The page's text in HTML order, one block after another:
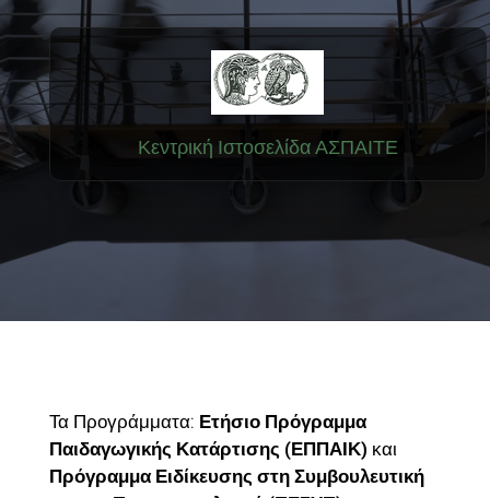
Κεντρική Ιστοσελίδα ΑΣΠΑΙΤΕ
Τα Προγράμματα: Ετήσιο Πρόγραμμα
Παιδαγωγικής Κατάρτισης (ΕΠΠΑΙΚ) και
Πρόγραμμα Ειδίκευσης στη Συμβουλευτική